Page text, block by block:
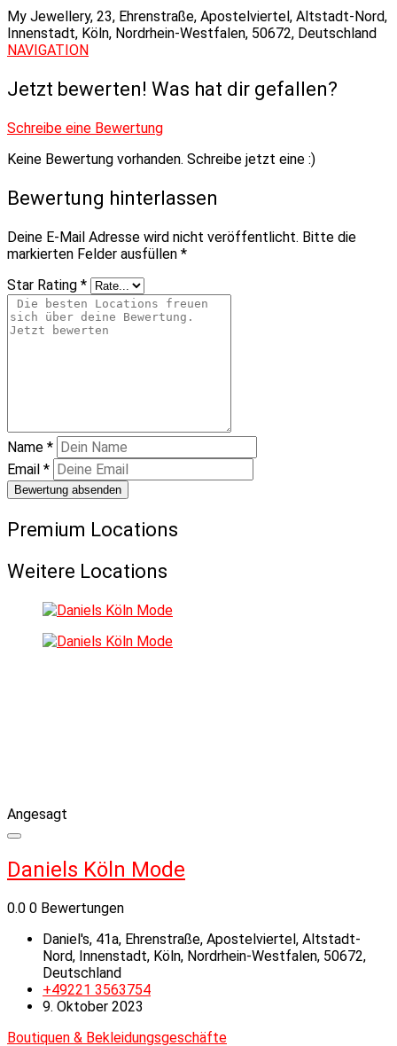
My Jewellery, 23, Ehrenstraße, Apostelviertel, Altstadt-Nord,
Innenstadt, Köln, Nordrhein-Westfalen, 50672, Deutschland
NAVIGATION
Jetzt bewerten! Was hat dir gefallen?
Schreibe eine Bewertung
Keine Bewertung vorhanden. Schreibe jetzt eine :)
Bewertung hinterlassen
Deine E-Mail Adresse wird nicht veröffentlicht. Bitte die
markierten Felder ausfüllen *
Star Rating *
Name *
Email *
Bewertung absenden
Premium Locations
Weitere Locations
Angesagt
Daniels Köln Mode
0.0 0 Bewertungen
Daniel's, 41a, Ehrenstraße, Apostelviertel, Altstadt-
Nord, Innenstadt, Köln, Nordrhein-Westfalen, 50672,
Deutschland
+49221 3563754
9. Oktober 2023
Boutiquen & Bekleidungsgeschäfte